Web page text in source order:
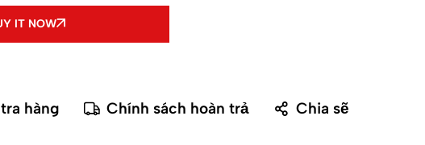
IT NOW
hàng Chính sách hoàn trả Chia sẽ